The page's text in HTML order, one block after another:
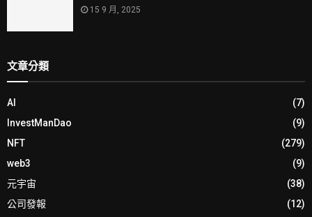
15 9 月, 2025
文章分類
AI
(7)
InvestManDao
(9)
NFT
(279)
web3
(9)
元宇宙
(38)
公司發報
(12)